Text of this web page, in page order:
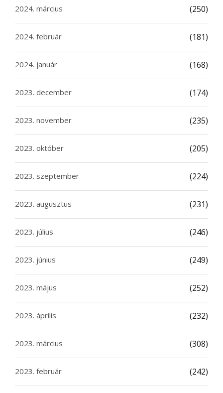
2024. március (250)
2024. február (181)
2024. január (168)
2023. december (174)
2023. november (235)
2023. október (205)
2023. szeptember (224)
2023. augusztus (231)
2023. július (246)
2023. június (249)
2023. május (252)
2023. április (232)
2023. március (308)
2023. február (242)